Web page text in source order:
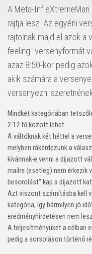
A Meta-Inf
rajtja lesz. Az egyéni
rajtolnak majd el azok a
feeling" versenyformát
azaz 8:50-kor pedig
akik számára a
versenyezni
Mindkét kategóriában
2-12 fő között lehet.
A váltóknak két héttel a
melyben rákérdezünk a
kívánnak-e venni a díjazott
mailre (esetleg) nem érkezik
besorolást" kap a díjazott
Azt viszont számításba kell
kategória, így bármilyen jó
eredményhirdetésen nem
A teljesítményüket a célban
pedig a sorsoláson történő